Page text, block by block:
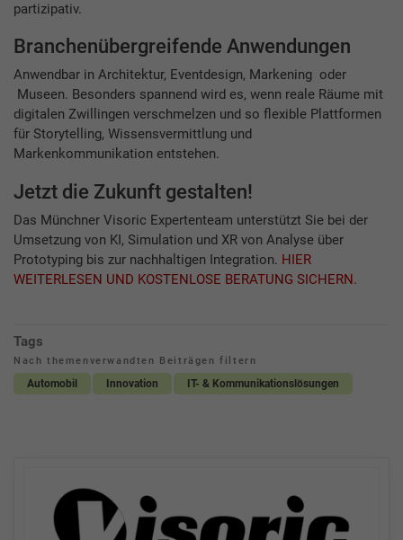
partizipativ.
Branchenübergreifende Anwendungen
Anwendbar in Architektur, Eventdesign, Markening oder
Museen. Besonders spannend wird es, wenn reale Räume mit
digitalen Zwillingen verschmelzen und so flexible Plattformen
für Storytelling, Wissensvermittlung und
Markenkommunikation entstehen.
Jetzt die Zukunft gestalten!
Das Münchner Visoric Expertenteam unterstützt Sie bei der
Umsetzung von KI, Simulation und XR von Analyse über
Prototyping bis zur nachhaltigen Integration. HIER
WEITERLESEN UND KOSTENLOSE BERATUNG SICHERN.
Tags
Nach themenverwandten Beiträgen filtern
Automobil Innovation IT- & Kommunikationslösungen